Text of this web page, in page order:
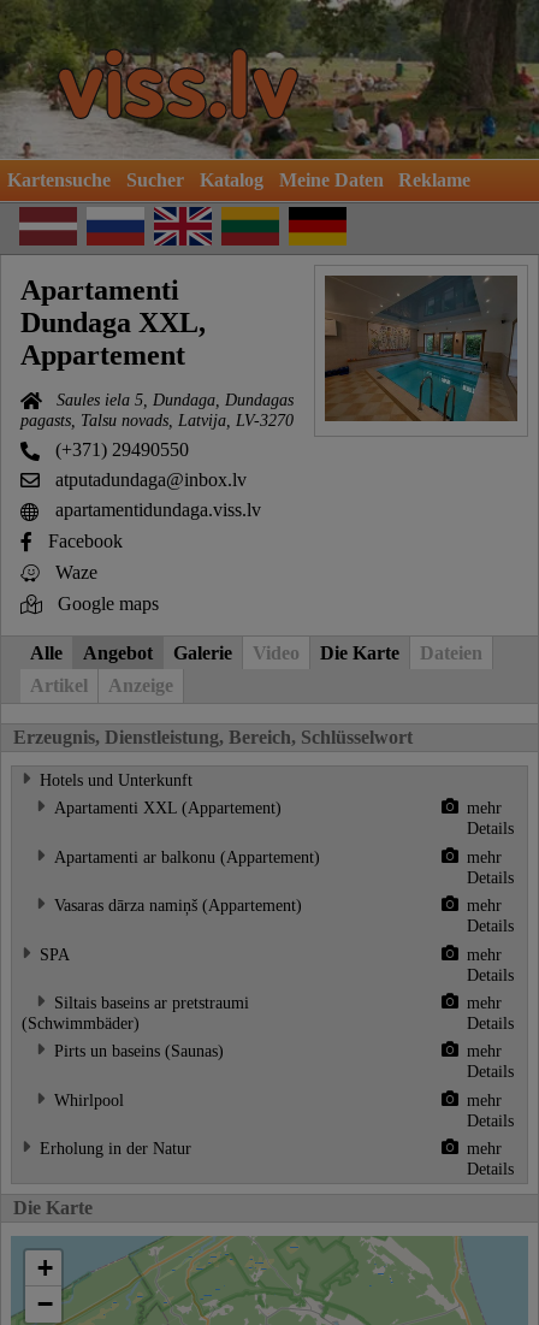
Kartensuche Sucher Katalog Meine Daten Reklame
Apartamenti
Dundaga XXL,
Appartement
Saules iela 5, Dundaga, Dundagas
pagasts, Talsu novads, Latvija, LV-3270
(+371) 29490550
atputadundaga@inbox.lv
apartamentidundaga.viss.lv
Facebook
Waze
Google maps
Alle Angebot Galerie Video Die Karte
Dateien
Artikel
Anzeige
Erzeugnis, Dienstleistung, Bereich, Schlüsselwort
Hotels und Unterkunft
Apartamenti XXL (Appartement)
mehr
Details
Apartamenti ar balkonu (Appartement)
mehr
Details
Vasaras dārza namiņš (Appartement)
mehr
Details
SPA
mehr
Details
Siltais baseins ar pretstraumi
(Schwimmbäder)
mehr
Details
Pirts un baseins (Saunas)
mehr
Details
Whirlpool
mehr
Details
Erholung in der Natur
mehr
Details
Die Karte
+
−